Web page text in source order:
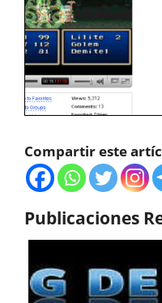
Compartir este
Publicaciones